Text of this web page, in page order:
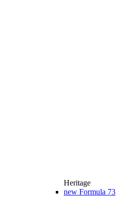
Heritage
new Formula 73